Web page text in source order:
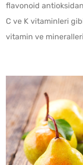
flavonoid antioksidan
C ve K vitaminleri
vitamin ve